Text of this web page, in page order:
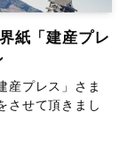
紙「建産プレ
産プレス」さま
させて頂きまし